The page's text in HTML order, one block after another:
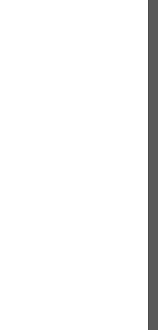
VK8
VK8